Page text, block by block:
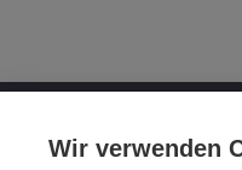
Wir verwenden